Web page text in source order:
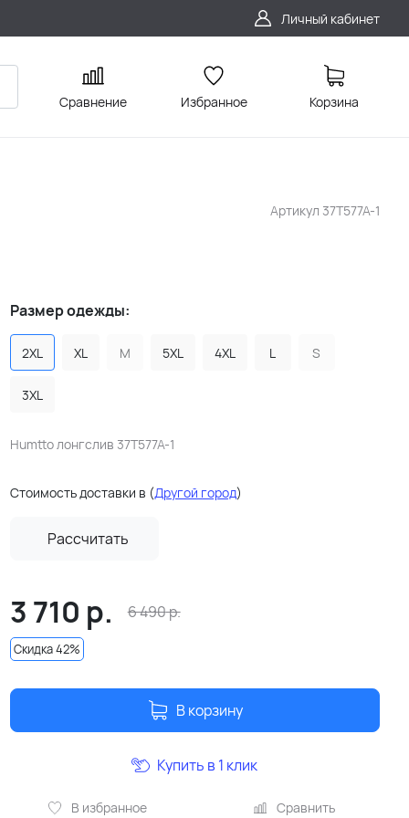
Личный кабинет
Сравнение Избранное Корзина
Артикул 37T577A-1
Размер одежды:
2XL XL M 5XL 4XL L S
3XL
Humtto лонгслив 37T577A-1
Стоимость доставки в (Другой город)
Рассчитать
3 710 р. 6 490р.
Скидка 42%
В корзину
В избранное Сравнить
Купить в 1 клик